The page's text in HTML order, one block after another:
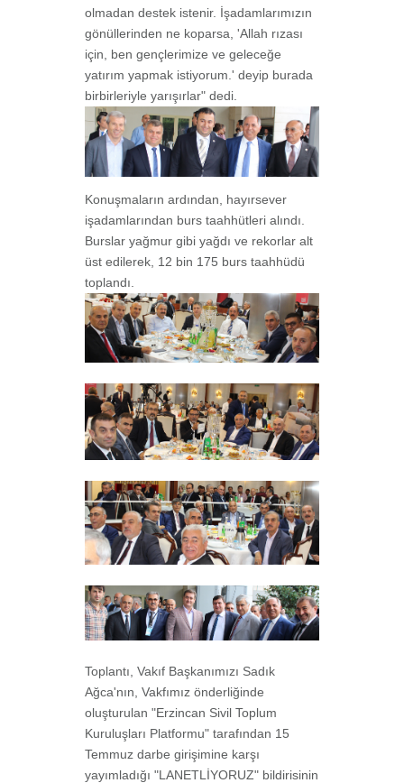
olmadan destek istenir. İşadamlarımızın
gönüllerinden ne koparsa, 'Allah rızası
için, ben gençlerimize ve geleceğe
yatırım yapmak istiyorum.' deyip burada
birbirleriyle yarışırlar" dedi.
Konuşmaların ardından, hayırsever
işadamlarından burs taahhütleri alındı.
Burslar yağmur gibi yağdı ve rekorlar alt
üst edilerek, 12 bin 175 burs taahhüdü
toplandı.
Toplantı, Vakıf Başkanımızı Sadık
Ağca'nın, Vakfımız önderliğinde
oluşturulan "Erzincan Sivil Toplum
Kuruluşları Platformu" tarafından 15
Temmuz darbe girişimine karşı
yayımladığı "LANETLİYORUZ" bildirisinin